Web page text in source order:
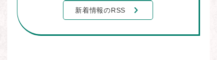
新着情報のRSS